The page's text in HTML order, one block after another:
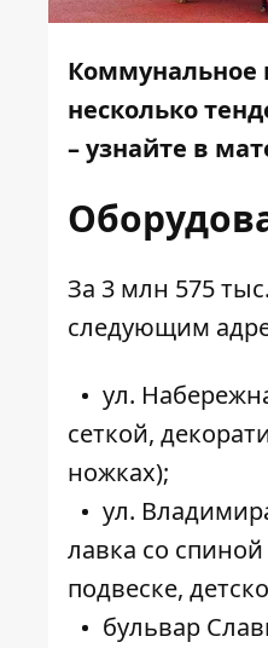
Коммунальное
несколько
– узнайте в
За 3 млн 575
следующим
ул.
сеткой,
ножках);
ул.
лавка со
подвеске,
бульвар